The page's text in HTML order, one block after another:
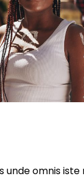
unde omnis